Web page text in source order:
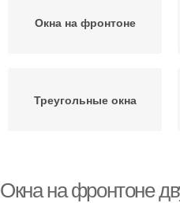
Окна на фронтоне
Треугольные окна
Окна на фронтоне